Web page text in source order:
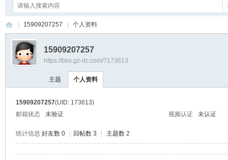
›
15909207257 个人资料
15909207257
https://bbs.gz-dc.com/?173613
主题 个人资料
15909207257(UID: 173613)
邮箱状态
未验证 视频认证 未认证
统计信息 好友数 0 回帖数 3 主题数 2